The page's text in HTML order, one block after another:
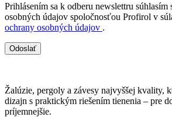
Prihlásením sa k odberu newslettru súhlasím
osobných údajov spoločnosťou Profirol v
ochrany osobných údajov .
Odoslať
Žalúzie, pergoly a závesy najvyššej kvality,
dizajn s praktickým riešením tienenia – pre
príjemnejšie.